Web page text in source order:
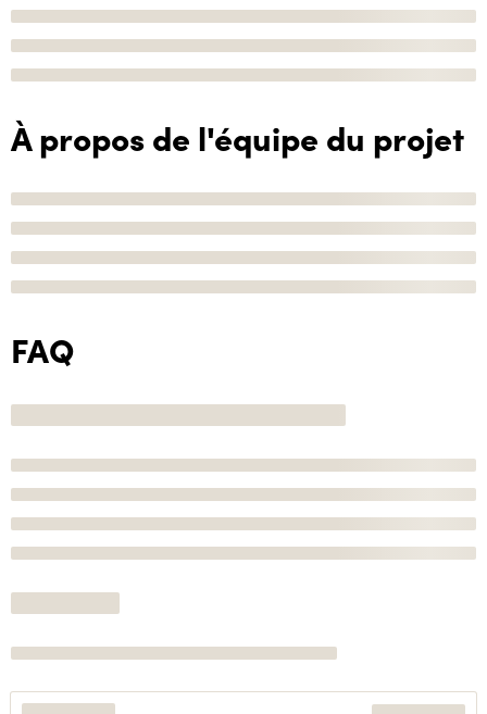
À propos de l'équipe du projet
FAQ